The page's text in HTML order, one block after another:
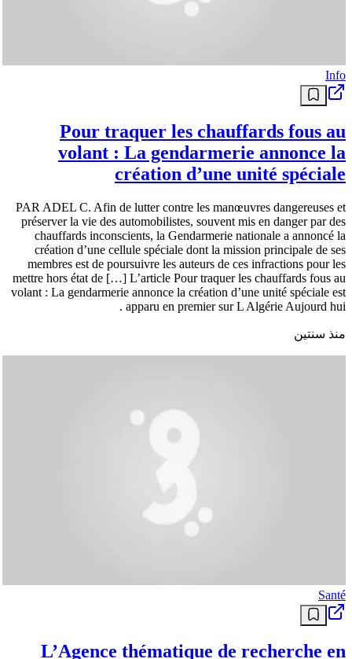
Info
Pour traquer les chauffards fous au
volant : La gendarmerie annonce la
création d’une unité spéciale
PAR ADEL C. Afin de lutter contre les manœuvres dangereuses et
préserver la vie des automobilistes, souvent mis en danger par des
chauffards inconscients, la Gendarmerie nationale a annoncé la
création d’une cellule spéciale dont la mission principale de ses
membres est de poursuivre les auteurs de ces infractions pour les
mettre hors état de […] L’article Pour traquer les chauffards fous au
volant : La gendarmerie annonce la création d’une unité spéciale est
apparu en premier sur L Algérie Aujourd hui .
منذ سنتين
Santé
L’Agence thématique de recherche en